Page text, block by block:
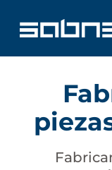
contenido